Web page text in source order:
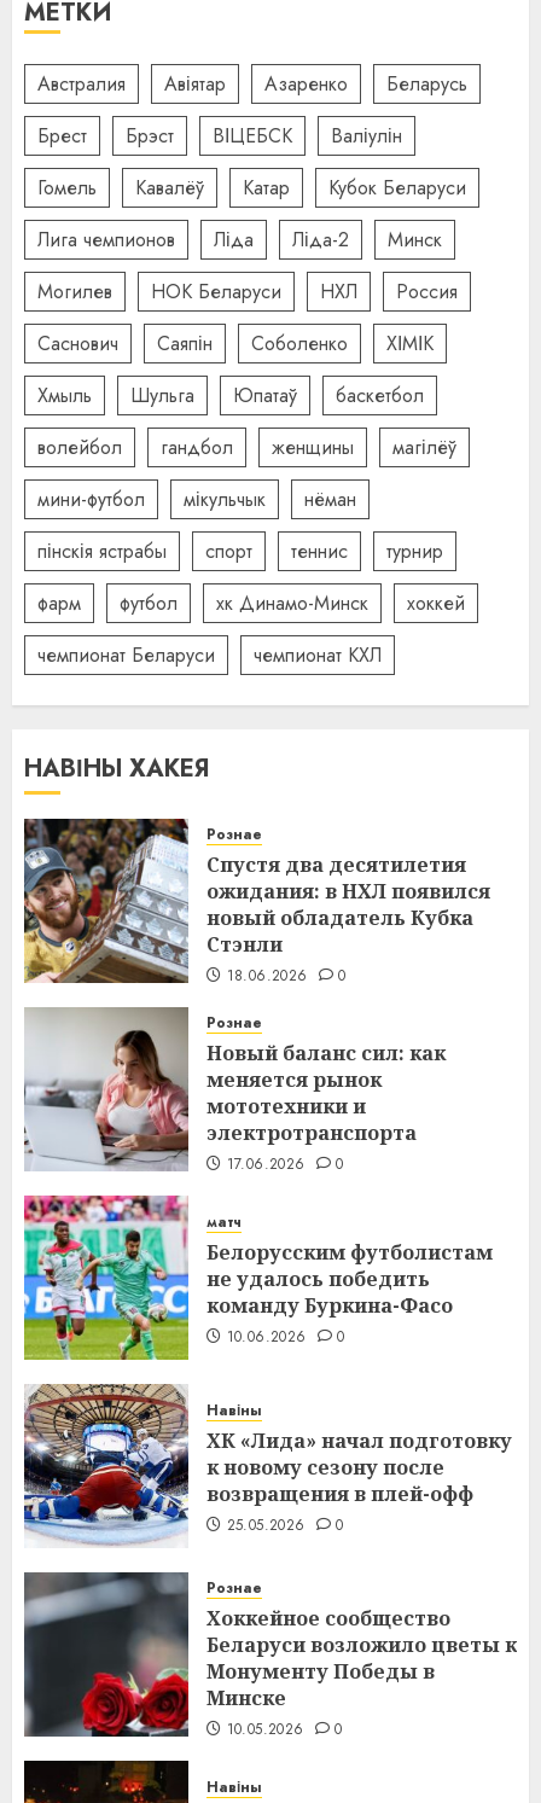
МЕТКИ
Австралия Авіятар Азаренко
Беларусь
Брест
Брэст ВІЦЕБСК
Валіулін
Гомель
Кавалёў Катар
Кубок Беларуси
Лига чемпионов
Ліда Ліда-2
Минск
Могилев
НОК Беларуси НХЛ
Россия
Саснович
Саяпін Соболенко
ХІМІК
Хмыль
Шульга Юпатаў
баскетбол
волейбол
гандбол женщины
магілёў
мини-футбол
мікульчык
нёман
пінскія ястрабы
спорт теннис
турнир
фарм
футбол хк Динамо-Минск
хоккей
чемпионат Беларуси
чемпионат КХЛ
НАВІНЫ ХАКЕЯ
Рознае
Спустя два десятилетия
ожидания: в НХЛ появился
новый обладатель Кубка
Стэнли
18.06.2026 0
Рознае
Новый баланс сил: как
меняется рынок
мототехники и
электротранспорта
17.06.2026 0
матч
Белорусским футболистам
не удалось победить
команду Буркина-Фасо
10.06.2026 0
Навіны
ХК «Лида» начал подготовку
к новому сезону после
возвращения в плей-офф
25.05.2026 0
Рознае
Хоккейное сообщество
Беларуси возложило цветы к
Монументу Победы в
Минске
10.05.2026 0
Навіны